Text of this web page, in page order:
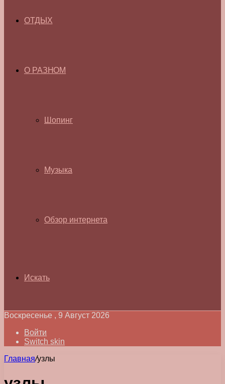
ОТДЫХ
О РАЗНОМ
Шопинг
Музыка
Обзор интернета
Искать
Воскресенье , 9 Август 2026
Войти
Switch skin
Главная/узлы